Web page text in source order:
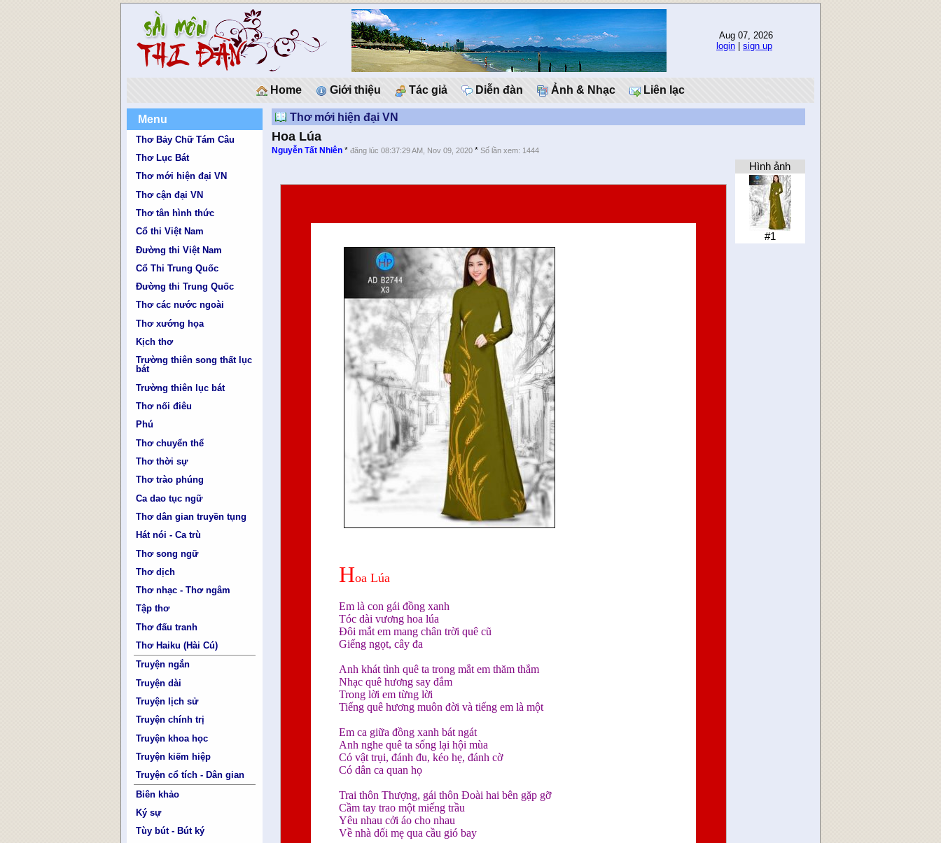
Aug 07, 2026
login
sign up
Home Giới thiệu Tác giả Diễn đàn Ảnh & Nhạc Liên lạc
Menu
Thơ Bảy Chữ Tám Câu
Thơ Lục Bát
Thơ mới hiện đại VN
Thơ cận đại VN
Thơ tân hình thức
Cổ thi Việt Nam
Đường thi Việt Nam
Cổ Thi Trung Quốc
Đường thi Trung Quốc
Thơ các nước ngoài
Thơ xướng họa
Kịch thơ
Trường thiên song thất lục
bát
Trường thiên lục bát
Thơ nối điêu
Phú
Thơ chuyển thể
Thơ thời sự
Thơ trào phúng
Ca dao tục ngữ
Thơ dân gian truyền tụng
Hát nói - Ca trù
Thơ song ngữ
Thơ dịch
Thơ nhạc - Thơ ngâm
Tập thơ
Thơ đấu tranh
Thơ Haiku (Hài Cú)
Truyện ngắn
Truyện dài
Truyện lịch sử
Truyện chính trị
Truyện khoa học
Truyện kiếm hiệp
Truyện cổ tích - Dân gian
Biên khảo
Ký sự
Tùy bút - Bút ký
Thơ mới hiện đại VN
Hoa Lúa
Nguyễn Tất Nhiên *đăng lúc 08:37:29 AM, Nov 09, 2020 *Số lần xem: 1444
Hình ảnh
#1
Hoa Lúa
Em là con gái đồng xanh
Tóc dài vương hoa lúa
Đôi mắt em mang chân trời quê cũ
Giếng ngọt, cây đa
Anh khát tình quê ta trong mắt em thăm thẳm
Nhạc quê hương say đắm
Trong lời em từng lời
Tiếng quê hương muôn đời và tiếng em là một
Em ca giữa đồng xanh bát ngát
Anh nghe quê ta sống lại hội mùa
Có vật trụi, đánh đu, kéo hẹ, đánh cờ
Có dân ca quan họ
Trai thôn Thượng, gái thôn Đoài hai bên gặp gỡ
Cầm tay trao một miếng trầu
Yêu nhau cởi áo cho nhau
Về nhà dối mẹ qua cầu gió bay